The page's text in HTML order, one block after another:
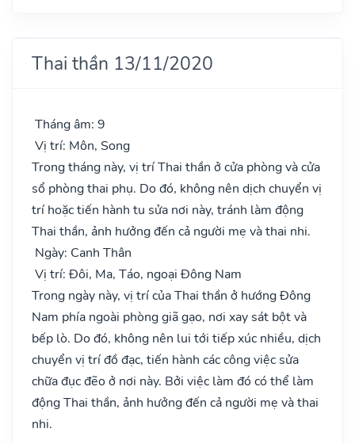
Thai thần 13/11/2020
Tháng âm: 9
Vị trí: Môn, Song
Trong tháng này, vị trí Thai thần ở cửa phòng và cửa
sổ phòng thai phụ. Do đó, không nên dịch chuyển vị
trí hoặc tiến hành tu sửa nơi này, tránh làm động
Thai thần, ảnh hưởng đến cả người mẹ và thai nhi.
Ngày: Canh Thân
Vị trí: Đôi, Ma, Táo, ngoại Đông Nam
Trong ngày này, vị trí của Thai thần ở hướng Đông
Nam phía ngoài phòng giã gạo, nơi xay sát bột và
bếp lò. Do đó, không nên lui tới tiếp xúc nhiều, dịch
chuyển vị trí đồ đạc, tiến hành các công việc sửa
chữa đục đẽo ở nơi này. Bởi việc làm đó có thể làm
động Thai thần, ảnh hưởng đến cả người mẹ và thai
nhi.